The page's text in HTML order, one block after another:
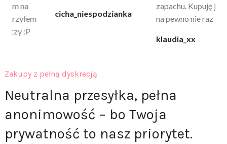
cicha_niespodzianka
zapachu. Kupuję już 3 raz i
na pewno nie raz kupie
Zakupy z pełną dyskrecją
Neutralna przesyłka, pełna
anonimowość – bo Twoja
prywatność to nasz priorytet.